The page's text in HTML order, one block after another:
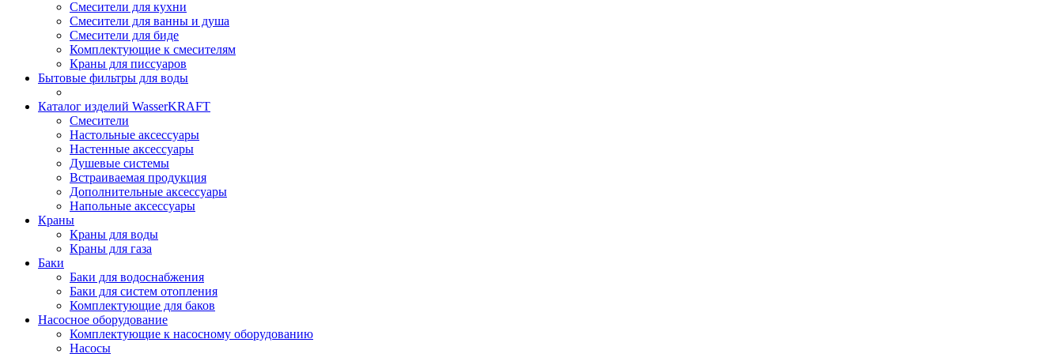
Смесители для кухни
Смесители для ванны и душа
Смесители для биде
Комплектующие к смесителям
Краны для писсуаров
Бытовые фильтры для воды
Каталог изделий WasserKRAFT
Смесители
Настольные аксессуары
Настенные аксессуары
Душевые системы
Встраиваемая продукция
Дополнительные аксессуары
Напольные аксессуары
Краны
Краны для воды
Краны для газа
Баки
Баки для водоснабжения
Баки для систем отопления
Комплектующие для баков
Насосное оборудование
Комплектующие к насосному оборудованию
Насосы